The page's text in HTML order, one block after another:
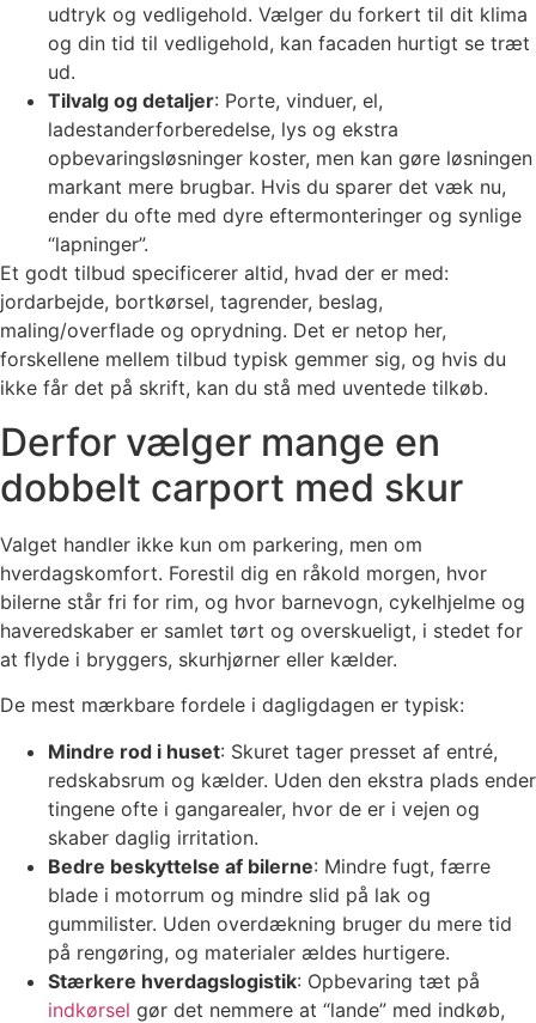
udtryk og vedligehold. Vælger du forkert til dit klima
og din tid til vedligehold, kan facaden hurtigt se træt
ud.
Tilvalg og detaljer: Porte, vinduer, el,
ladestanderforberedelse, lys og ekstra
opbevaringsløsninger koster, men kan gøre løsningen
markant mere brugbar. Hvis du sparer det væk nu,
ender du ofte med dyre eftermonteringer og synlige
“lapninger”.
Et godt tilbud specificerer altid, hvad der er med:
jordarbejde, bortkørsel, tagrender, beslag,
maling/overflade og oprydning. Det er netop her,
forskellene mellem tilbud typisk gemmer sig, og hvis du
ikke får det på skrift, kan du stå med uventede tilkøb.
Derfor vælger mange en
dobbelt carport med skur
Valget handler ikke kun om parkering, men om
hverdagskomfort. Forestil dig en råkold morgen, hvor
bilerne står fri for rim, og hvor barnevogn, cykelhjelme og
haveredskaber er samlet tørt og overskueligt, i stedet for
at flyde i bryggers, skurhjørner eller kælder.
De mest mærkbare fordele i dagligdagen er typisk:
Mindre rod i huset: Skuret tager presset af entré,
redskabsrum og kælder. Uden den ekstra plads ender
tingene ofte i gangarealer, hvor de er i vejen og
skaber daglig irritation.
Bedre beskyttelse af bilerne: Mindre fugt, færre
blade i motorrum og mindre slid på lak og
gummilister. Uden overdækning bruger du mere tid
på rengøring, og materialer ældes hurtigere.
Stærkere hverdagslogistik: Opbevaring tæt på
indkørsel gør det nemmere at “lande” med indkøb,